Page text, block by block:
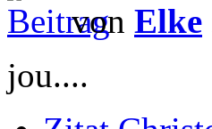
von Elke
jou....